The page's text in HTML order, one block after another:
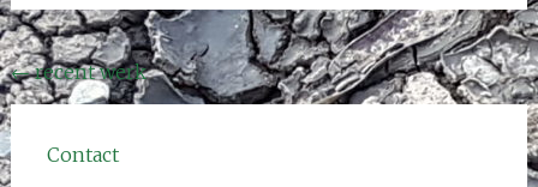
Bericht
navigatie
←recent werk
Contact